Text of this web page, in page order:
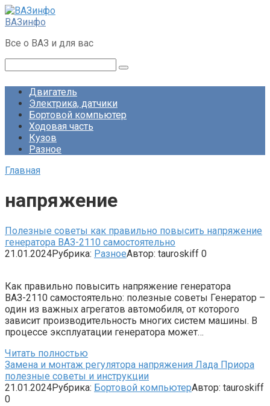
Перейти
к
ВАЗинфо
Все о ВАЗ и для вас
Двигатель
Электрика, датчики
Бортовой компьютер
Ходовая часть
Кузов
Разное
Главная
напряжение
Полезные советы как правильно повысить напряжение
генератора ВАЗ-2110 самостоятельно
21.01.2024Рубрика: РазноеАвтор: tauroskiff 0
Как правильно повысить напряжение генератора
ВАЗ-2110 самостоятельно: полезные советы Генератор –
один из важных агрегатов автомобиля, от которого
зависит производительность многих систем машины. В
процессе эксплуатации генератора может…
Читать полностью
Замена и монтаж регулятора напряжения Лада Приора
полезные советы и инструкции
21.01.2024Рубрика: Бортовой компьютерАвтор: tauroskiff
0